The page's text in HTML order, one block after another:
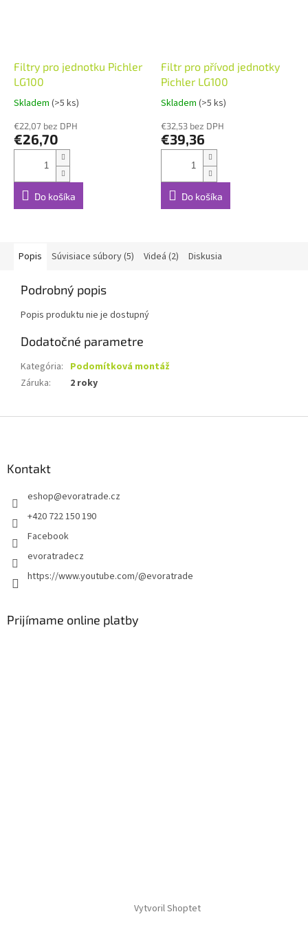
Filtry pro jednotku Pichler
LG100
Skladem (>5 ks)
€22,07 bez DPH
€26,70
Do košíka
Filtr pro přívod jednotky
Pichler LG100
Skladem (>5 ks)
€32,53 bez DPH
€39,36
Do košíka
Popis Súvisiace súbory (5) Videá (2) Diskusia
Podrobný popis
Popis produktu nie je dostupný
Dodatočné parametre
Kategória: Podomítková montáž
Záruka: 2 roky
Kontakt
eshop@evoratrade.cz
+420 722 150 190
Facebook
evoratradecz
https://www.youtube.com/@evoratrade
Prijímame online platby
Vytvoril Shoptet